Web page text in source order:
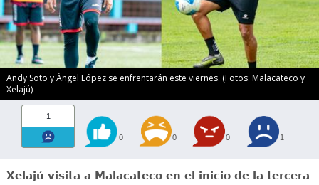
Andy Soto y Ángel López se enfrentarán este viernes. (Fotos: Malacateco y
Xelajú)
1
0 0 0 1
Xelajú visita a Malacateco en el inicio de la tercera